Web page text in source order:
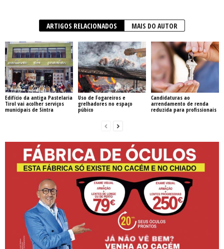
ARTIGOS RELACIONADOS MAIS DO AUTOR
Edifício da antiga Pastelaria
Tirol vai acolher serviços
municipais de Sintra
Uso de Fogareiros e
grelhadores no espaço
púbico
Candidaturas ao
arrendamento de renda
reduzida para profissionais